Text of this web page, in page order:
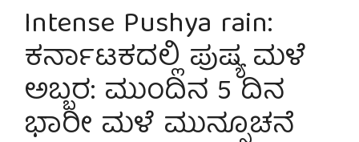
Intense Pushya rain:
ಕರ್ನಾಟಕದಲ್ಲಿ ಪುಷ್ಯ ಮಳೆ
ಅಬ್ಬರ: ಮುಂದಿನ 5 ದಿನ
ಭಾರೀ ಮಳೆ ಮುನ್ಸೂಚನೆ